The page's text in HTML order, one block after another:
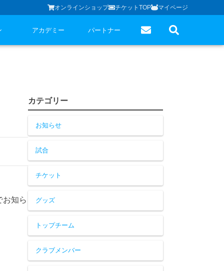
オンラインショップ チケットTOP マイページ
アカデミー パートナー
お知ら
カテゴリー
お知らせ
試合
チケット
グッズ
トップチーム
クラブメンバー